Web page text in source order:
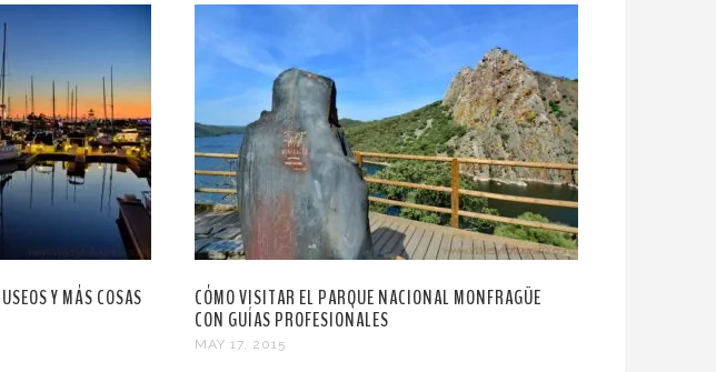
Y MÁS COSAS
CÓMO VISITAR EL PARQUE NACIONAL MONFRAGÜE
CON GUÍAS PROFESIONALES
MAY 17, 2015